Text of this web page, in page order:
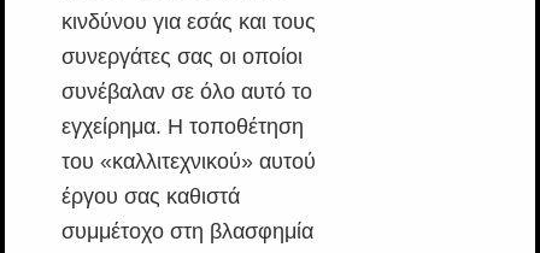
κινδύνου για εσάς και τους
συνεργάτες σας οι οποίοι
συνέβαλαν σε όλο αυτό το
εγχείρημα. Η τοποθέτηση
του «καλλιτεχνικού» αυτού
έργου σας καθιστά
συμμέτοχο στη βλασφημία